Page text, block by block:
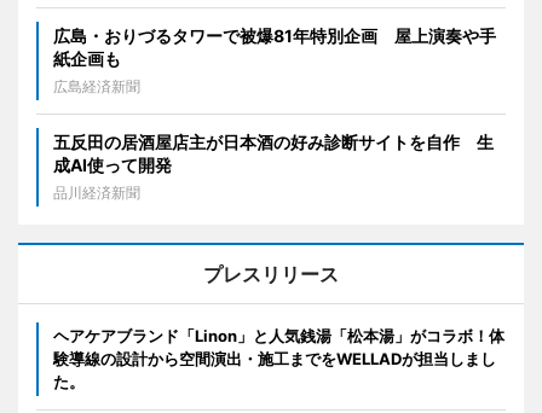
広島・おりづるタワーで被爆81年特別企画 屋上演奏や手
紙企画も
広島経済新聞
五反田の居酒屋店主が日本酒の好み診断サイトを自作 生
成AI使って開発
品川経済新聞
プレスリリース
ヘアケアブランド「Linon」と人気銭湯「松本湯」がコラボ！体
験導線の設計から空間演出・施工までをWELLADが担当しまし
た。